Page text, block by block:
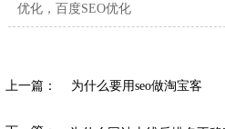
优化，百度SEO优化
上一篇： 为什么要用seo做淘宝客